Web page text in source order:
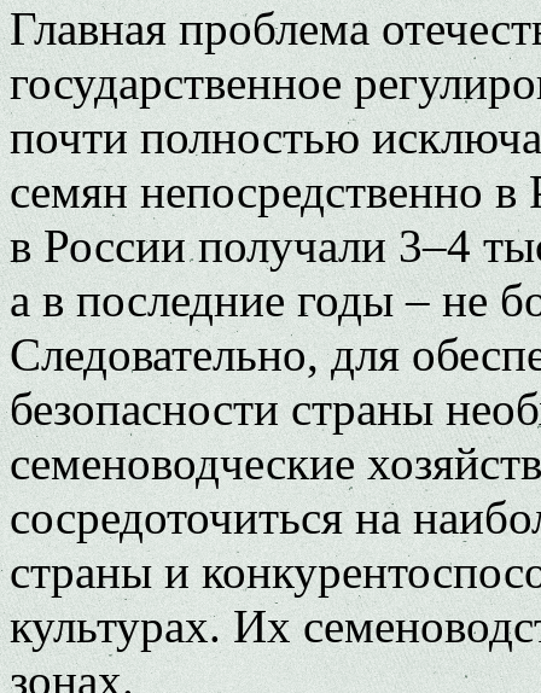
Главная проблема
государственное
почти полностью
семян непосредственно
в России получали 3–4
а в последние годы – не
Следовательно, для
безопасности страны
семеноводческие
сосредоточиться на
страны и
культурах. Их
зонах.